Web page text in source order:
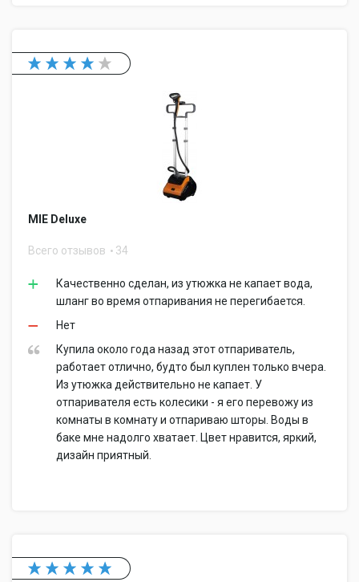
MIE Deluxe
Всего отзывов 34
Качественно сделан, из утюжка не капает вода,
шланг во время отпаривания не перегибается.
Нет
Купила около года назад этот отпариватель,
работает отлично, будто был куплен только вчера.
Из утюжка действительно не капает. У
отпаривателя есть колесики - я его перевожу из
комнаты в комнату и отпариваю шторы. Воды в
баке мне надолго хватает. Цвет нравится, яркий,
дизайн приятный.